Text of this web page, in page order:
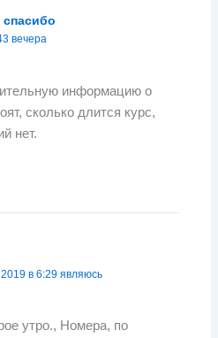
вечера
информацию о
сколько длится курс,
нет.
в 6:29 являюсь
утро., Номера, по